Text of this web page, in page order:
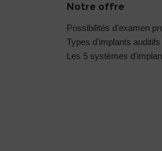
Notre offre
Possibilités d'examen
Types d'implants auditifs
Les 5 systèmes